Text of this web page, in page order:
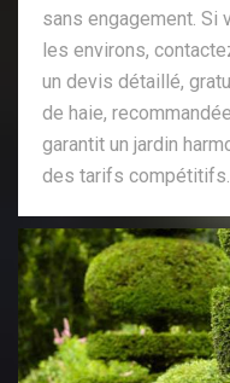
sans engagement. Si
les environs,
un devis détaillé,
de haie,
garantit un jardin
des tarifs compétitifs.